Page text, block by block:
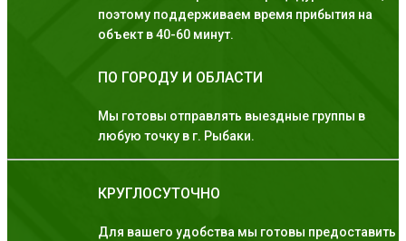
поэтому поддерживаем время прибытия на
объект в 40-60 минут.
ПО ГОРОДУ И ОБЛАСТИ
Мы готовы отправлять выездные группы в
любую точку в г. Рыбаки.
КРУГЛОСУТОЧНО
Для вашего удобства мы готовы предоставить